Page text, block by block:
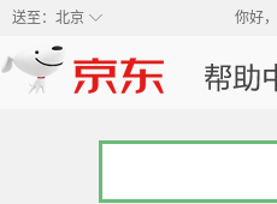
◇
送至： 北京 你好，